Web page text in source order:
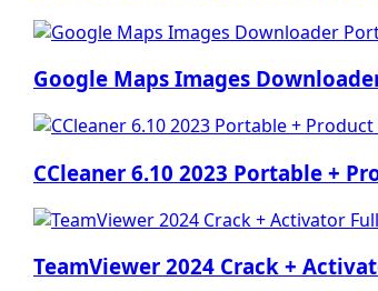
Google Maps Images
CCleaner 6.10 2023 Portable +
TeamViewer 2024 Crack +